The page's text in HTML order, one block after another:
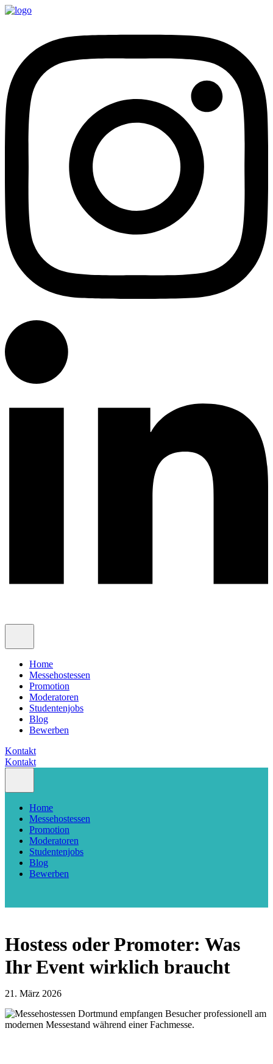
Home
Messehostessen
Promotion
Moderatoren
Studentenjobs
Blog
Bewerben
Kontakt
Kontakt
Home
Messehostessen
Promotion
Moderatoren
Studentenjobs
Blog
Bewerben
Hostess oder Promoter: Was
Ihr Event wirklich braucht
21. März 2026